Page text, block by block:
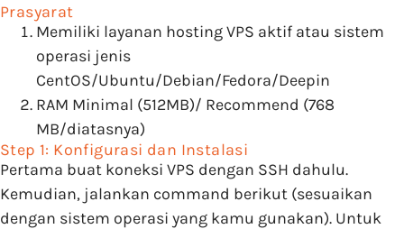
Prasyarat
Memiliki layanan hosting VPS aktif atau sistem
operasi jenis
CentOS/Ubuntu/Debian/Fedora/Deepin
RAM Minimal (512MB)/ Recommend (768
MB/diatasnya)
Step 1: Konfigurasi dan Instalasi
Pertama buat koneksi VPS dengan SSH dahulu.
Kemudian, jalankan command berikut (sesuaikan
dengan sistem operasi yang kamu gunakan). Untuk